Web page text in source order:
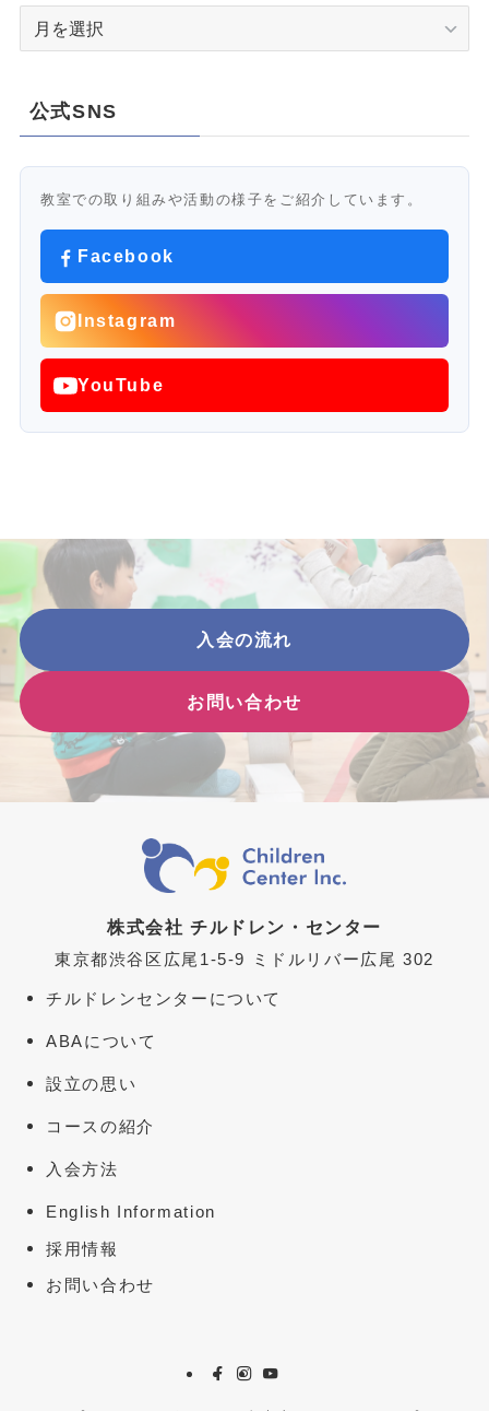
イ
ブ
公式SNS
教室での取り組みや活動の様子をご紹介しています。
Facebook
Instagram
YouTube
入会の流れ
お問い合わせ
株式会社 チルドレン・センター
東京都渋谷区広尾1-5-9 ミドルリバー広尾 302
チルドレンセンターについて
ABAについて
設立の思い
コースの紹介
入会方法
English Information
採用情報
お問い合わせ